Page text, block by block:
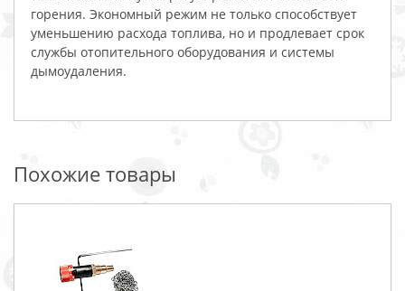
горения. Экономный режим не только способствует
уменьшению расхода топлива, но и продлевает срок
службы отопительного оборудования и системы
дымоудаления.
Похожие товары